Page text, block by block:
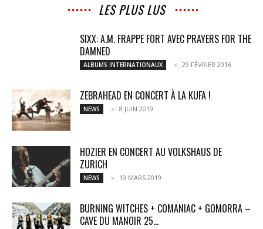
LES PLUS LUS
SIXX: A.M. FRAPPE FORT AVEC PRAYERS FOR THE
DAMNED
ALBUMS INTERNATIONAUX 29 FÉVRIER 2016
ZEBRAHEAD EN CONCERT À LA KUFA !
NEWS 8 JUIN 2019
HOZIER EN CONCERT AU VOLKSHAUS DE
ZURICH
NEWS 19 MARS 2019
BURNING WITCHES + COMANIAC + GOMORRA –
CAVE DU MANOIR 25...